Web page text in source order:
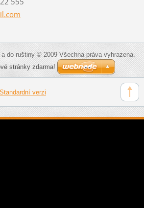
do ruštiny © 2009 Všechna práva vyhrazena.
stránky zdarma!
Standardní verzi